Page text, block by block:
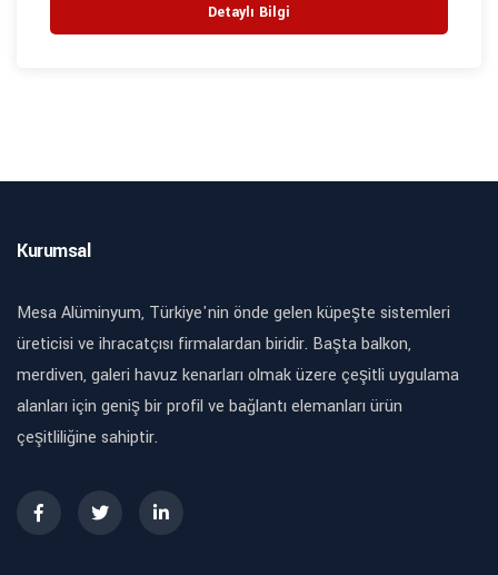
Detaylı Bilgi
Kurumsal
Mesa Alüminyum, Türkiye'nin önde gelen küpeşte sistemleri
üreticisi ve ihracatçısı firmalardan biridir. Başta balkon,
merdiven, galeri havuz kenarları olmak üzere çeşitli uygulama
alanları için geniş bir profil ve bağlantı elemanları ürün
çeşitliliğine sahiptir.